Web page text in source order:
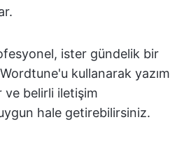
ister gündelik bir
kullanarak yazım
ve belirli iletişim
hale getirebilirsiniz.